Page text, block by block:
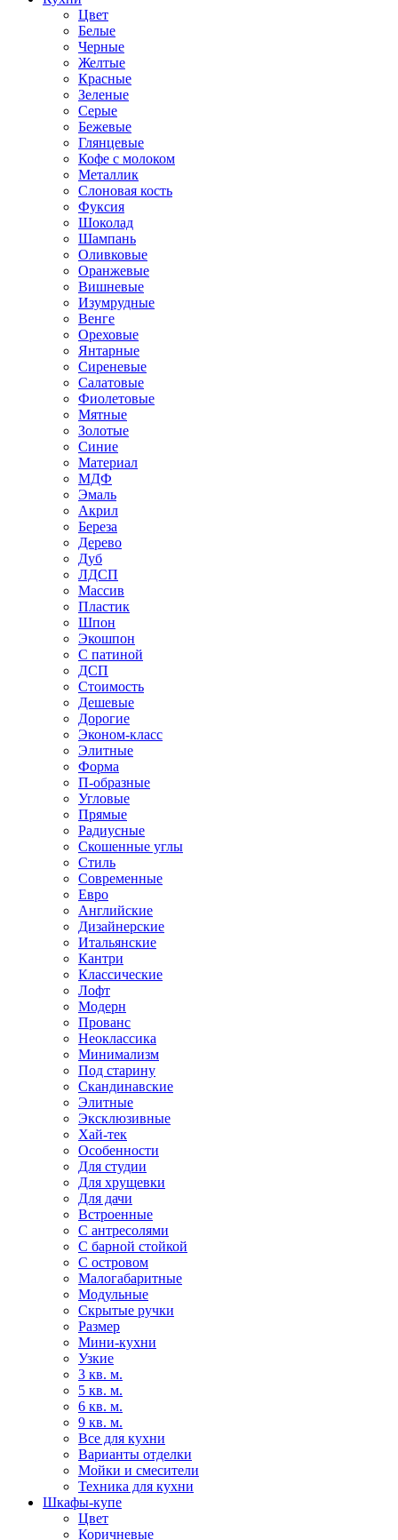
Цвет
Белые
Черные
Желтые
Красные
Зеленые
Серые
Бежевые
Глянцевые
Кофе с молоком
Металлик
Слоновая кость
Фуксия
Шоколад
Шампань
Оливковые
Оранжевые
Вишневые
Изумрудные
Венге
Ореховые
Янтарные
Сиреневые
Салатовые
Фиолетовые
Мятные
Золотые
Синие
Материал
МДФ
Эмаль
Акрил
Береза
Дерево
Дуб
ЛДСП
Массив
Пластик
Шпон
Экошпон
С патиной
ДСП
Стоимость
Дешевые
Дорогие
Эконом-класс
Элитные
Форма
П-образные
Угловые
Прямые
Радиусные
Скошенные углы
Стиль
Современные
Евро
Английские
Дизайнерские
Итальянские
Кантри
Классические
Лофт
Модерн
Прованс
Неоклассика
Минимализм
Под старину
Скандинавские
Элитные
Эксклюзивные
Хай-тек
Особенности
Для студии
Для хрущевки
Для дачи
Встроенные
С антресолями
С барной стойкой
С островом
Малогабаритные
Модульные
Скрытые ручки
Размер
Мини-кухни
Узкие
3 кв. м.
5 кв. м.
6 кв. м.
9 кв. м.
Все для кухни
Варианты отделки
Мойки и смесители
Техника для кухни
Шкафы-купе
Цвет
Коричневые